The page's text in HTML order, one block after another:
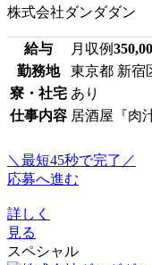
株式会社ダンダダン
給与 月収例
勤務地
東京都 新宿
寮・社宅 あり
仕事内容 居酒屋『肉
＼最短45秒で完了／
応募へ進む
詳しく
見る
スペシャル